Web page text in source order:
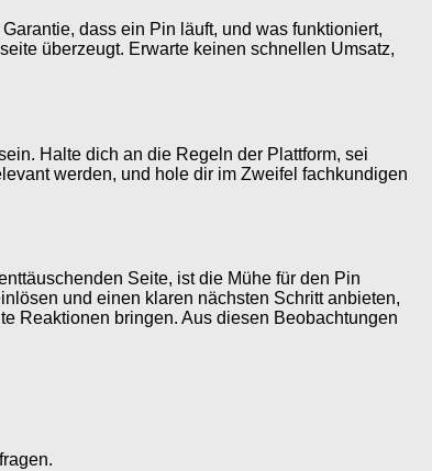
dass ein Pin läuft, und was funktioniert,
überzeugt. Erwarte keinen schnellen Umsatz,
Halte dich an die Regeln der Plattform, sei
werden, und hole dir im Zweifel fachkundigen
Seite, ist die Mühe für den Pin
und einen klaren nächsten Schritt anbieten,
Reaktionen bringen. Aus diesen Beobachtungen